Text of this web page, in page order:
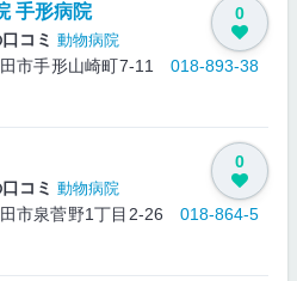
手形病院
コミ 動物病院
市手形山崎町7-11 018-893-38
0
コミ 動物病院
市泉菅野1丁目2-26 018-864-5
0